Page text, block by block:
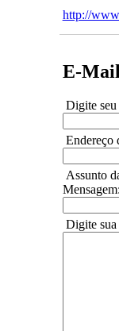
http://
E-
Digite
Endereço
Assunto
Digite sua